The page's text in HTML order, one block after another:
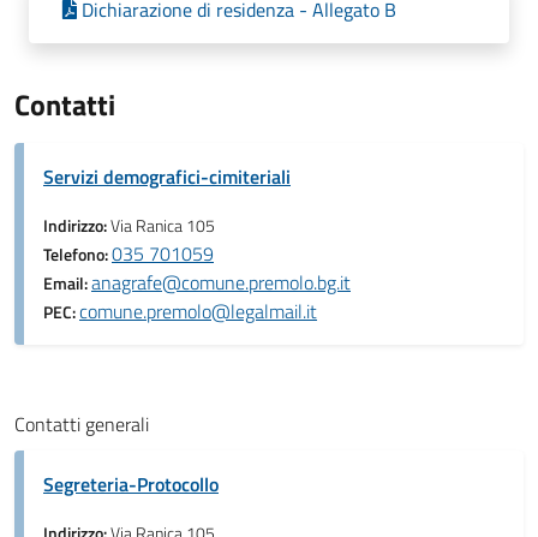
Dichiarazione di residenza - Allegato B
Contatti
Servizi demografici-cimiteriali
Indirizzo:Via Ranica 105
Telefono:035 701059
Email:anagrafe@comune.premolo.bg.it
PEC:comune.premolo@legalmail.it
Contatti generali
Segreteria-Protocollo